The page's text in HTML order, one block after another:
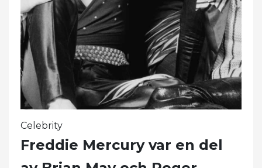
Celebrity
Freddie Mercury var en del